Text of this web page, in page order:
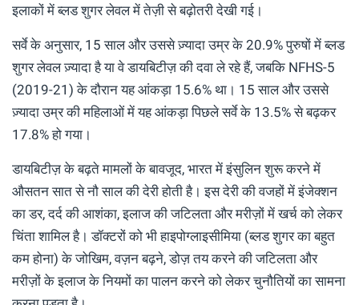
इलाकों में ब्लड शुगर लेवल में तेज़ी से बढ़ोतरी देखी गई।
सर्वे के अनुसार, 15 साल और उससे ज़्यादा उम्र के 20.9% पुरुषों में ब्लड
शुगर लेवल ज़्यादा है या वे डायबिटीज़ की दवा ले रहे हैं, जबकि NFHS-5
(2019-21) के दौरान यह आंकड़ा 15.6% था। 15 साल और उससे
ज़्यादा उम्र की महिलाओं में यह आंकड़ा पिछले सर्वे के 13.5% से बढ़कर
17.8% हो गया।
डायबिटीज़ के बढ़ते मामलों के बावजूद, भारत में इंसुलिन शुरू करने में
औसतन सात से नौ साल की देरी होती है। इस देरी की वजहों में इंजेक्शन
का डर, दर्द की आशंका, इलाज की जटिलता और मरीज़ों में खर्च को लेकर
चिंता शामिल है। डॉक्टरों को भी हाइपोग्लाइसीमिया (ब्लड शुगर का बहुत
कम होना) के जोखिम, वज़न बढ़ने, डोज़ तय करने की जटिलता और
मरीज़ों के इलाज के नियमों का पालन करने को लेकर चुनौतियों का सामना